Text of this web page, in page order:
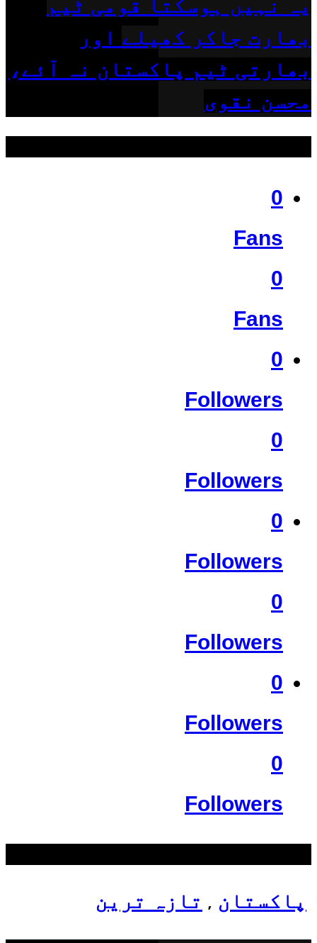
یہ نہیں ہوسکتا قومی ٹیم
بھارت جاکر کھیلے اور
بھارتی ٹیم پاکستان نہ آئے،
محسن نقوی
0
Fans
0
Fans
0
Followers
0
Followers
0
Followers
0
Followers
0
Followers
0
Followers
پاکستان , تازہ ترین